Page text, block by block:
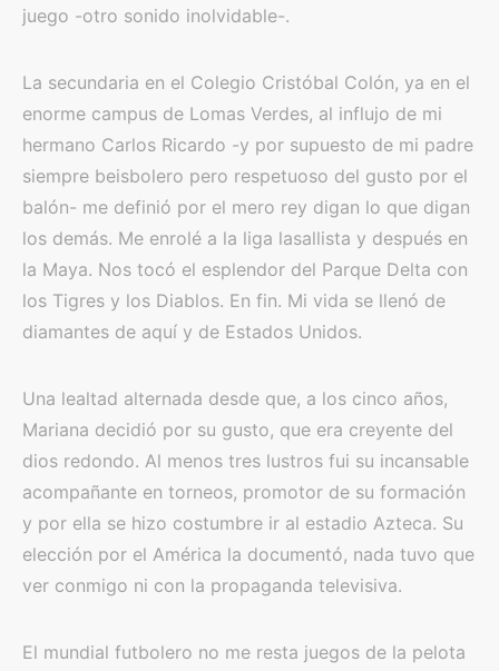
juego -otro sonido inolvidable-.
La secundaria en el Colegio Cristóbal Colón, ya en el
enorme campus de Lomas Verdes, al influjo de mi
hermano Carlos Ricardo -y por supuesto de mi padre
siempre beisbolero pero respetuoso del gusto por el
balón- me definió por el mero rey digan lo que digan
los demás. Me enrolé a la liga lasallista y después en
la Maya. Nos tocó el esplendor del Parque Delta con
los Tigres y los Diablos. En fin. Mi vida se llenó de
diamantes de aquí y de Estados Unidos.
Una lealtad alternada desde que, a los cinco años,
Mariana decidió por su gusto, que era creyente del
dios redondo. Al menos tres lustros fui su incansable
acompañante en torneos, promotor de su formación
y por ella se hizo costumbre ir al estadio Azteca. Su
elección por el América la documentó, nada tuvo que
ver conmigo ni con la propaganda televisiva.
El mundial futbolero no me resta juegos de la pelota